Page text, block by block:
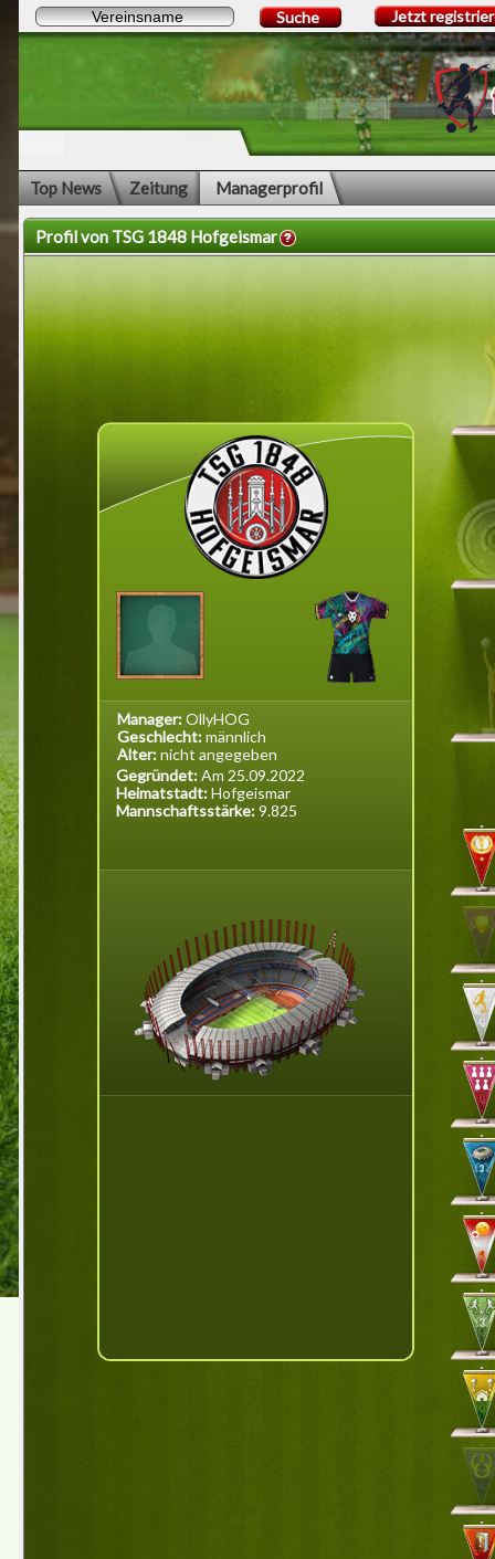
Suche Jetzt
Top News Zeitung Managerprofil
Profil von TSG 1848 Hofgeismar
Manager:OllyHOG
Geschlecht:männlich
Alter:nicht angegeben
Gegründet:Am 25.09.2022
Heimatstadt:Hofgeismar
Mannschaftsstärke:9.825